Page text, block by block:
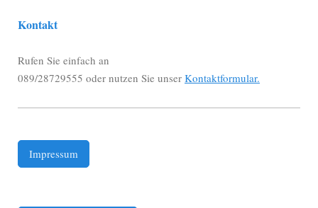
Kontakt
Rufen Sie einfach an
089/28729555 oder nutzen Sie unser Kontaktformular.
Impressum